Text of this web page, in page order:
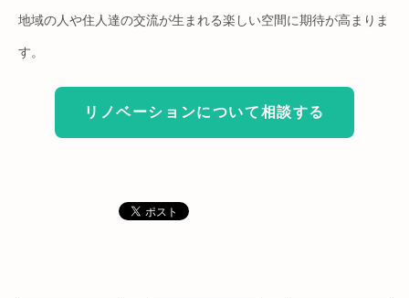
地域の人や住人達の交流が生まれる楽しい空間に期待が高まりま
す。
リノベーションについて相談する